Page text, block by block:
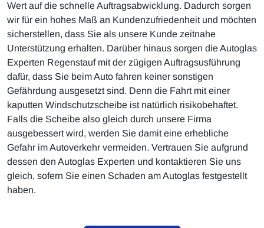
Wert auf die schnelle Auftragsabwicklung. Dadurch sorgen
wir für ein hohes Maß an Kundenzufriedenheit und möchten
sicherstellen, dass Sie als unsere Kunde zeitnahe
Unterstützung erhalten. Darüber hinaus sorgen die Autoglas
Experten Regenstauf mit der zügigen Auftragsusführung
dafür, dass Sie beim Auto fahren keiner sonstigen
Gefährdung ausgesetzt sind. Denn die Fahrt mit einer
kaputten Windschutzscheibe ist natürlich risikobehaftet.
Falls die Scheibe also gleich durch unsere Firma
ausgebessert wird, werden Sie damit eine erhebliche
Gefahr im Autoverkehr vermeiden. Vertrauen Sie aufgrund
dessen den Autoglas Experten und kontaktieren Sie uns
gleich, sofern Sie einen Schaden am Autoglas festgestellt
haben.